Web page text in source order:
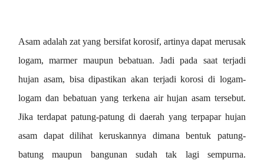
Asam adalah zat yang bersifat korosif, artinya dapat merusak
logam, marmer maupun bebatuan.Jadi pada saat terjadi
hujan asam, bisa dipastikan akan terjadi korosi di logam-
logam dan bebatuan yang terkena air hujan asam tersebut.
Jika terdapat patung-patung di daerah yang terpapar hujan
asam dapat dilihat keruskannya dimana bentuk patung-
batung maupun bangunan sudah tak lagi sempurna.